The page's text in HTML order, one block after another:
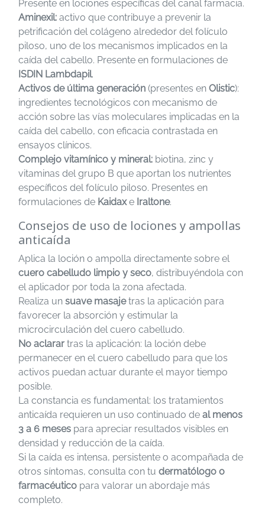
Presente en lociones específicas del canal farmacia.
Aminexil: activo que contribuye a prevenir la
petrificación del colágeno alrededor del folículo
piloso, uno de los mecanismos implicados en la
caída del cabello. Presente en formulaciones de
ISDIN Lambdapil.
Activos de última generación (presentes en Olistic):
ingredientes tecnológicos con mecanismo de
acción sobre las vías moleculares implicadas en la
caída del cabello, con eficacia contrastada en
ensayos clínicos.
Complejo vitamínico y mineral: biotina, zinc y
vitaminas del grupo B que aportan los nutrientes
específicos del folículo piloso. Presentes en
formulaciones de Kaidaxe Iraltone.
Consejos de uso de lociones y ampollas
anticaída
Aplica la loción o ampolla directamente sobre el
cuero cabelludo limpio y seco, distribuyéndola con
el aplicador por toda la zona afectada.
Realiza un suave masajetras la aplicación para
favorecer la absorción y estimular la
microcirculación del cuero cabelludo.
No aclarar tras la aplicación: la loción debe
permanecer en el cuero cabelludo para que los
activos puedan actuar durante el mayor tiempo
posible.
La constancia es fundamental: los tratamientos
anticaída requieren un uso continuado de al menos
3 a 6 meses para apreciar resultados visibles en
densidad y reducción de la caída.
Si la caída es intensa, persistente o acompañada de
otros síntomas, consulta con tu dermatólogo o
farmacéutico para valorar un abordaje más
completo.